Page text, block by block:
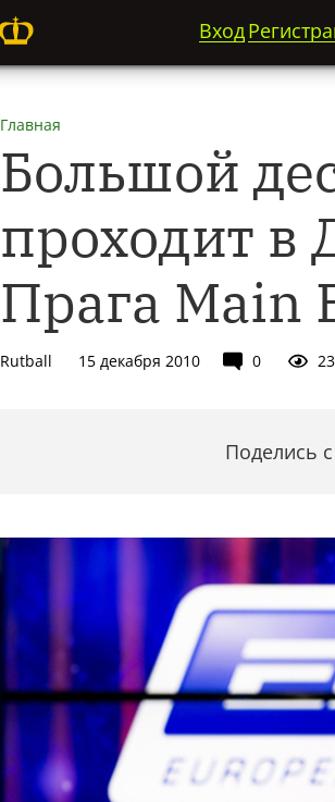
Вход
Главная
Большой
проходит в
Прага Main
Rutball 15 декабря 2010 0
Поделись